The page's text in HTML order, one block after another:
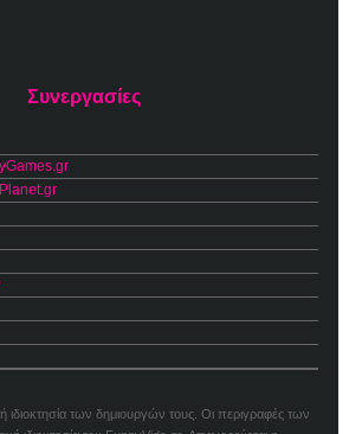
Συνεργασίες
ιδιοκτησία των δημιουργών τους. Οι περιγραφές των